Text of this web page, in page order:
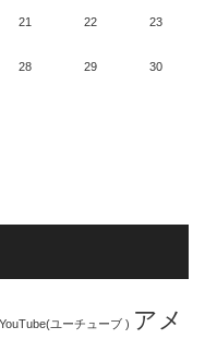
21 22 23
28 29 30
YouTube(ユーチューブ ) アメ